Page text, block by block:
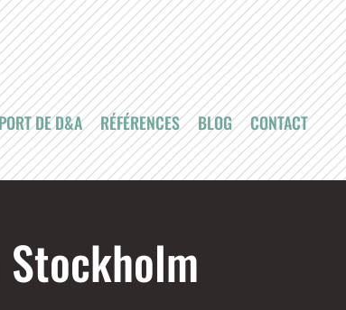
DE D&A RÉFÉRENCES BLOG CONTACT
Stockholm